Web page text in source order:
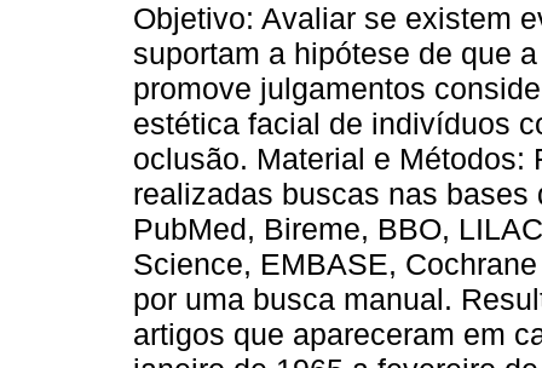
Objetivo: Avaliar se existem
suportam a hipótese de que
promove julgamentos
estética facial de indivíduos
oclusão. Material e Métodos:
realizadas buscas nas bases
PubMed, Bireme, BBO,
Science, EMBASE,
por uma busca manual.
artigos que apareceram em